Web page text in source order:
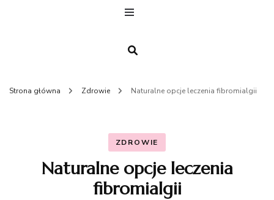
Strona główna Zdrowie Naturalne opcje leczenia fibromialgii
ZDROWIE
Naturalne opcje leczenia
fibromialgii